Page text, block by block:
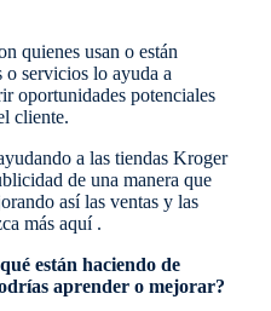
quienes usan o están
servicios lo ayuda a
oportunidades potenciales
cliente.
a las tiendas Kroger
de una manera que
así las ventas y las
más aquí .
están haciendo de
aprender o mejorar?